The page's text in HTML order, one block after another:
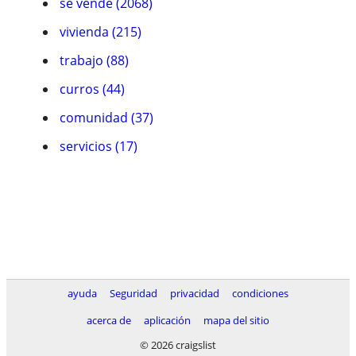
vivienda (215)
trabajo (88)
curros (44)
comunidad (37)
servicios (17)
ayuda Seguridad privacidad
condiciones
acerca de
aplicación
mapa del sitio
© 2026 craigslist